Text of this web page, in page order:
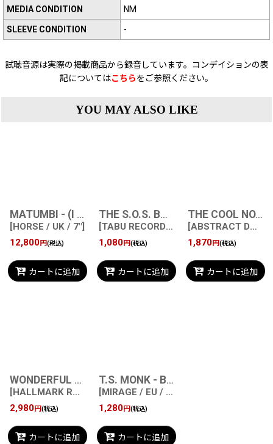
MEDIA CONDITION NM
SLEEVE CONDITION -
試聴音源は実際の掲載商品から録音しています。コンデイションの表
記についてはこちらをご参照ください。
YOU MAY ALSO LIKE
MATUMBI - (I CAN'T GET ENOUGH OF THAT) REGGAE STUFF / WIPE THEM OUT
[HORSE / UK / 7"]
12,800円(税込)
カートに追加
THE S.O.S. BAND - TAKE YOUR TIME (DO IT RIGHT) PART I / TAKE YOUR TIME (DO IT RIGHT) PART II
[TABU RECORDS / EU / 7"
]
1,080円(税込)
カートに追加
THE COOL NOTES - YOUR NEVER TOO YOUNG / SOUND OF SUMMER
[ABSTRACT DANCE / UK / 7"
1,870円(税込)
カートに追加
WONDERFUL RHYTHM - SUPERSTITION / LOOKING THRU' THE EYES OF LOVE
[HALLMARK RECORDS / EU / 7"
]
2,980円(税込)
カートに追加
T.S. MONK - BON BON VIE (GIMME THE GOOD LIFE) / STAY FREE OF HIS LOVE
[MIRAGE / EU / 7"
1,280円(税込)
カートに追加